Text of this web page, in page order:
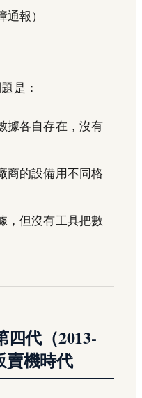
報）
是：
據各自存在，沒有
商的設備用不同格
，但沒有工具把數
代（2013-
賣機時代